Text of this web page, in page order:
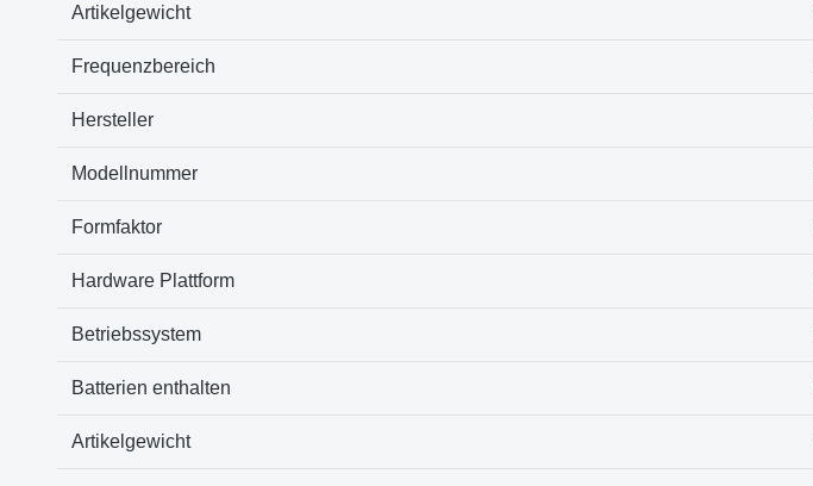
Artikelgewicht
Frequenzbereich
Hersteller
Modellnummer
Formfaktor
Hardware Plattform
Betriebssystem
Batterien enthalten
Artikelgewicht